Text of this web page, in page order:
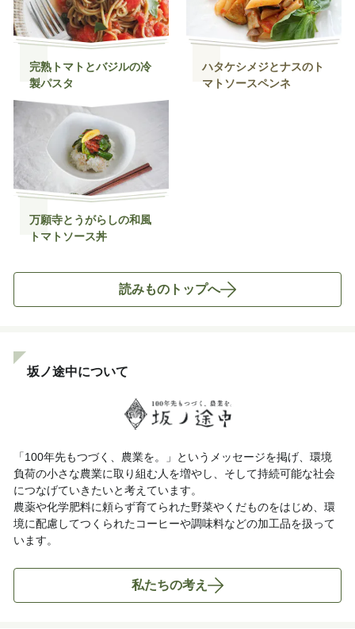
完熟トマトとバジルの冷
製パスタ
ハタケシメジとナスのト
マトソースペンネ
万願寺とうがらしの和風
トマトソース丼
読みものトップへ
坂ノ途中について
「100年先もつづく、農業を。」というメッセージを掲げ、環境
負荷の小さな農業に取り組む人を増やし、そして持続可能な社会
につなげていきたいと考えています。
農薬や化学肥料に頼らず育てられた野菜やくだものをはじめ、環
境に配慮してつくられたコーヒーや調味料などの加工品を扱って
います。
私たちの考え